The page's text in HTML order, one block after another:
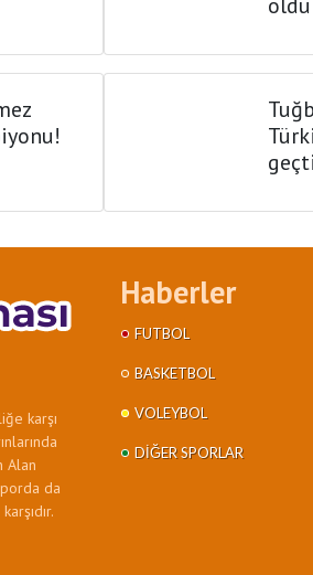
geçti
karşı
Alan
da
Haberler
FUTBOL
BASKETBOL
VOLEYBOL
DIĞER SPORLAR